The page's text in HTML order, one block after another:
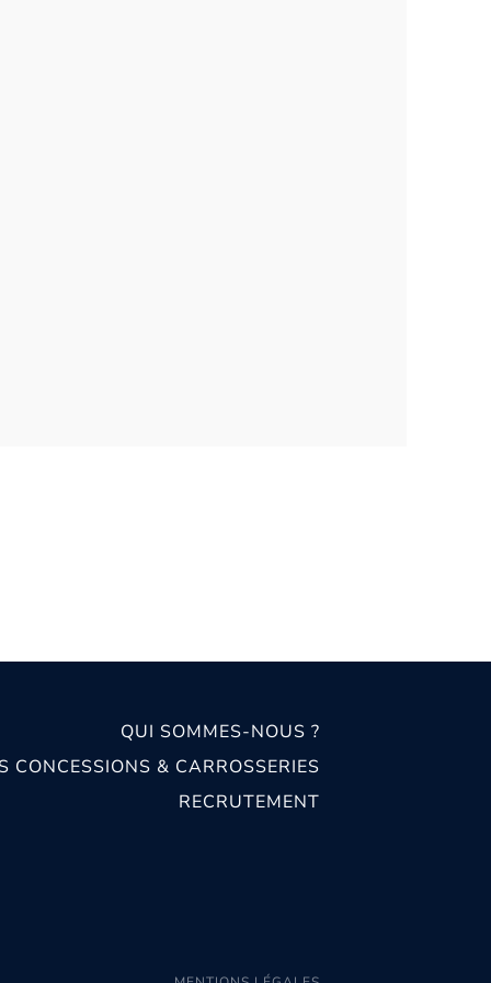
QUI SOMMES-NOUS ?
CONCESSIONS & CARROSSERIES
RECRUTEMENT